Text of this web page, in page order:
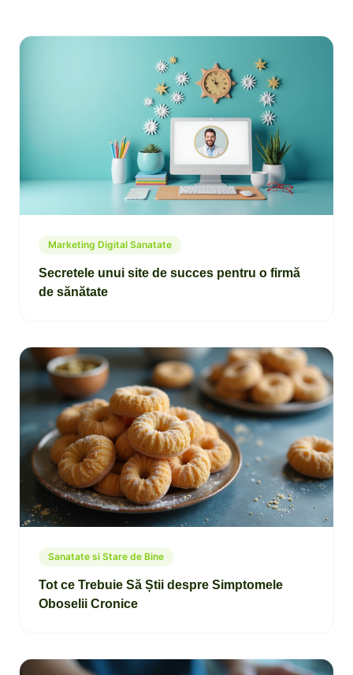
Marketing Digital Sanatate
Secretele unui site de succes pentru o firmă
de sănătate
Sanatate si Stare de Bine
Tot ce Trebuie Să Știi despre Simptomele
Oboselii Cronice